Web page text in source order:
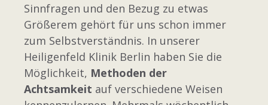
Sinnfragen und den Bezug zu etwas
Größerem gehört für uns schon immer
zum Selbstverständnis. In unserer
Heiligenfeld Klinik Berlin haben Sie die
Möglichkeit, Methoden der
Achtsamkeit auf verschiedene Weisen